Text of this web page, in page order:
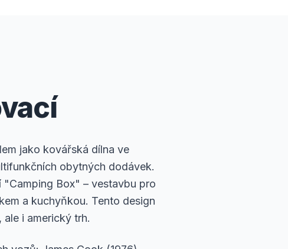
jako kovářská dílna ve
obytných dodávek.
"Camping Box" – vestavbu pro
a kuchyňkou. Tento design
i americký trh.